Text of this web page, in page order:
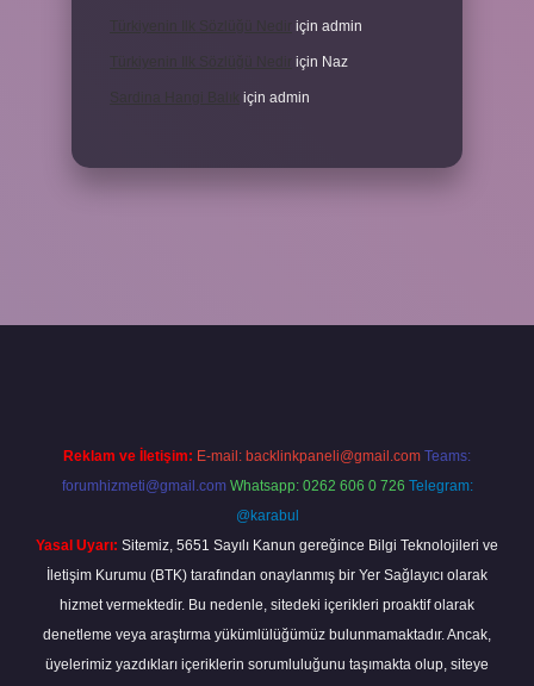
için admin
için Naz
için admin
Reklam ve İletişim: E-mail: backlinkpaneli@gmail.com Teams:
forumhizmeti@gmail.com Whatsapp: 0262 606 0 726 Telegram:
@karabul
Yasal Uyarı: Sitemiz, 5651 Sayılı Kanun gereğince Bilgi Teknolojileri ve
İletişim Kurumu (BTK) tarafından onaylanmış bir Yer Sağlayıcı olarak
hizmet vermektedir. Bu nedenle, sitedeki içerikleri proaktif olarak
denetleme veya araştırma yükümlülüğümüz bulunmamaktadır. Ancak,
üyelerimiz yazdıkları içeriklerin sorumluluğunu taşımakta olup, siteye